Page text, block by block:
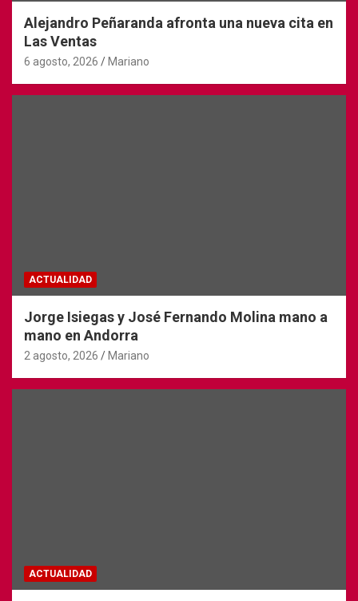
Alejandro Peñaranda afronta una nueva cita en
Las Ventas
6 agosto, 2026 Mariano
ACTUALIDAD
Jorge Isiegas y José Fernando Molina mano a
mano en Andorra
2 agosto, 2026 Mariano
ACTUALIDAD